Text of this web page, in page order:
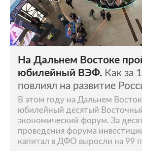
долларов в месяц. В 2015
признался, что десять раз
поступить вГарвардский
все попытки заканчивались
В 1994 году он открыл свою
компанию Haibo, которая
переводами. В 1998-1999
возглавлял Китайский
центр электронной
ведении Министерства
экономического
На Дальнем Востоке
юбилейный ВЭФ. Как за
повлиял на развитие
В этом году на Дальнем
юбилейный десятый
экономический форум. За
проведения форума
капитал в ДФО выросли на 99